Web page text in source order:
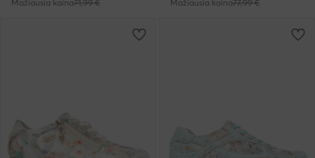
Mažiausia kaina71,99 € Mažiausia kaina77,99 €